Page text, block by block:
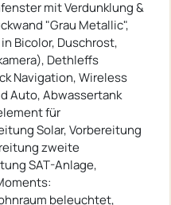
mit Verdunklung &
"Grau Metallic",
Bicolor, Duschrost,
Dethleffs
Navigation, Wireless
Auto, Abwassertank
für
Solar, Vorbereitung
zweite
SAT-Anlage,
beleuchtet,